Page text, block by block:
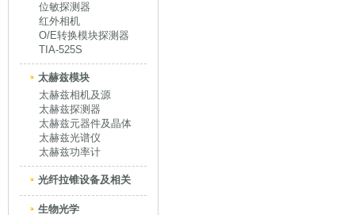
位敏探测器
红外相机
O/E转换模块探测器
TIA-525S
太赫兹模块
太赫兹相机及源
太赫兹探测器
太赫兹元器件及晶体
太赫兹光谱仪
太赫兹功率计
光纤拉锥设备及相关
生物光学